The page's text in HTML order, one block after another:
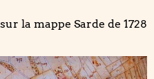
la mappe Sarde de 1728